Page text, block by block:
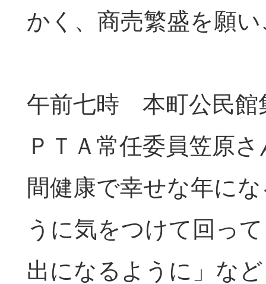
かく、商売繁盛を願
午前七時 本町公民館
ＰＴＡ常任委員笠原
間健康で幸せな年に
うに気をつけて回っ
出になるように」な